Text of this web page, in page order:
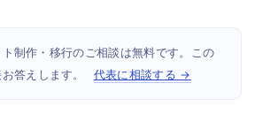
制作・移行のご相談は無料です。この
答えします。
代表に相談する →